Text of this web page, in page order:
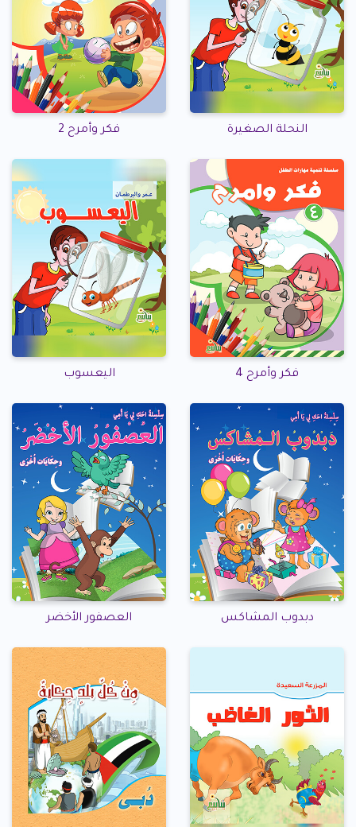
النحلة الصغيرة فكر وأمرح 2
فكر وأمرح 4 اليعسوب
دبدوب المشاكس العصفور الأخضر